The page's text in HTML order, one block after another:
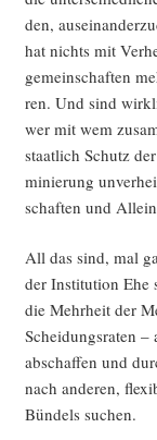
den,
hat nichts mit
ge­mein­schaf­ten
ren. Und sind
wer mit wem
staat­lich Schutz
mi­nie­rung
schaf­ten und
All das sind, mal
der Insti­tu­ti­on Ehe
die Mehr­heit der
Schei­dungs­ra­ten
abschaf­fen und
nach ande­ren,
Bün­dels suchen.